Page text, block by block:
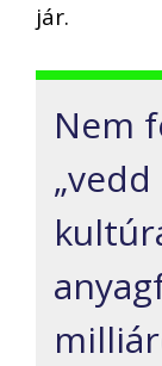
jár.
Nem